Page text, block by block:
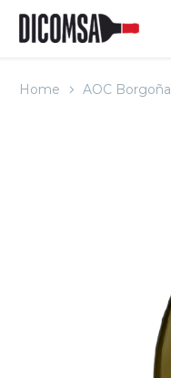
Home AOC Borgoña